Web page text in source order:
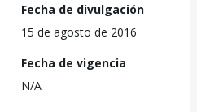
Fecha de divulgación
15 de agosto de 2016
Fecha de vigencia
N/A